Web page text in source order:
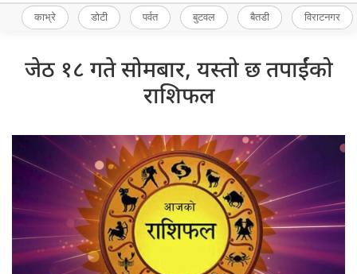
काभ्रे डोटी पर्वत बुटवल बैतडी विराटनगर
जेठ १८ गते सोमबार, यस्तो छ तपाईंको
राशिफल